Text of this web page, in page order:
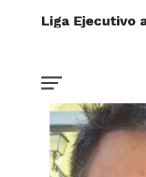
Liga Ejecutivo